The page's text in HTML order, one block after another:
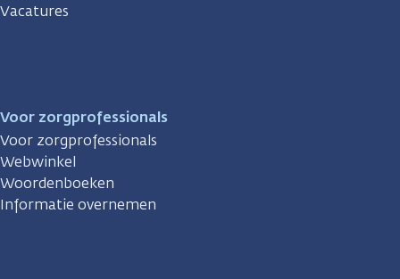
Vacatures
Voor zorgprofessionals
Voor zorgprofessionals
Webwinkel
Woordenboeken
Informatie overnemen